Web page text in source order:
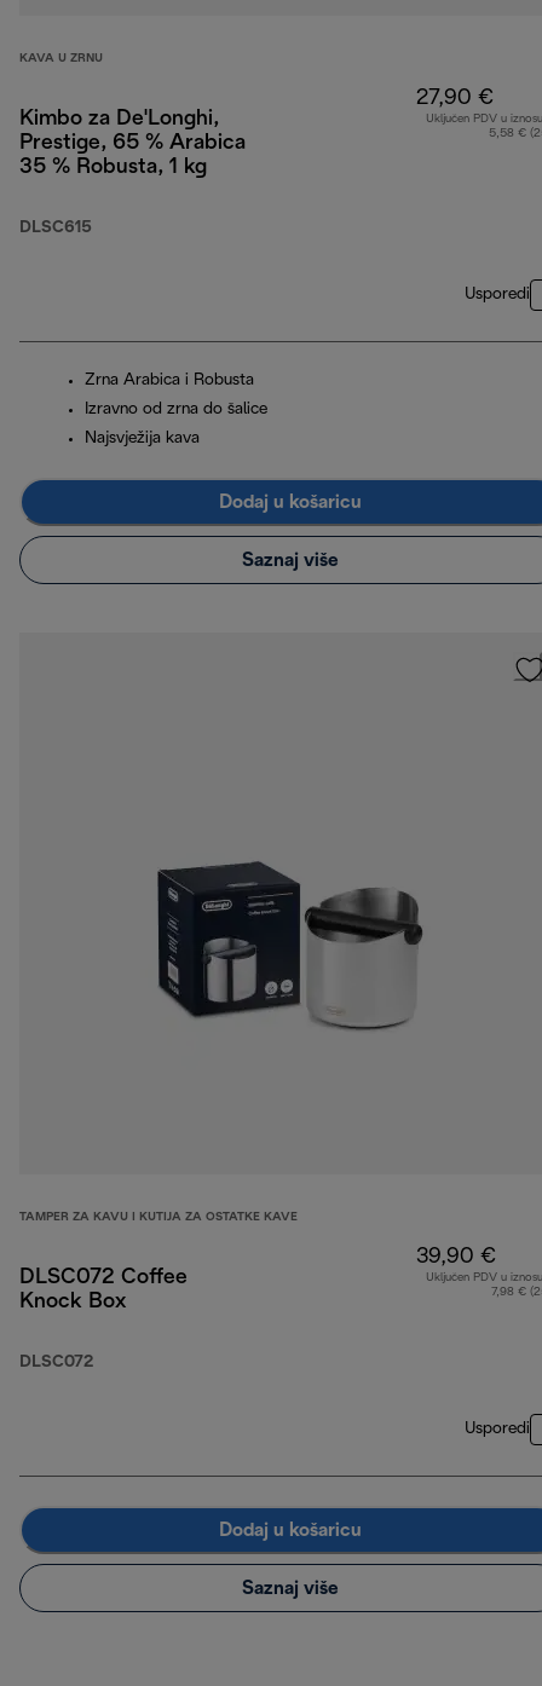
KAVA U ZRNU
Kimbo za De'Longhi,
Prestige, 65 % Arabica
35 % Robusta, 1 kg
DLSC615
27,90 €
Uključen PDV u
5,58 €
Usporedi
Zrna Arabica i Robusta
Izravno od zrna do šalice
Najsvježija kava
Dodaj u košaricu
Saznaj više
TAMPER ZA KAVU I KUTIJA ZA OSTATKE KAVE
DLSC072 Coffee
Knock Box
DLSC072
39,90 €
Uključen PDV u
7,98 €
Usporedi
Dodaj u košaricu
Saznaj više